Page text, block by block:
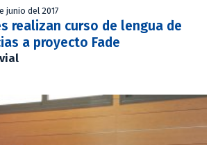
junio del 2017
realizan curso de lengua de
a proyecto Fade